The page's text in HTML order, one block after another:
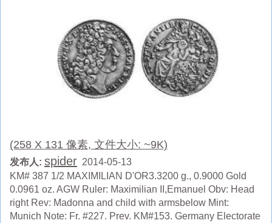
(258 X 131 像素, 文件大小: ~9K)
发布人: spider 2014-05-13
KM# 387 1/2 MAXIMILIAN D'OR3.3200 g., 0.9000 Gold
0.0961 oz. AGW Ruler: Maximilian II,Emanuel Obv: Head
right Rev: Madonna and child with armsbelow Mint:
Munich Note: Fr. #227. Prev. KM#153. Germany Electorate